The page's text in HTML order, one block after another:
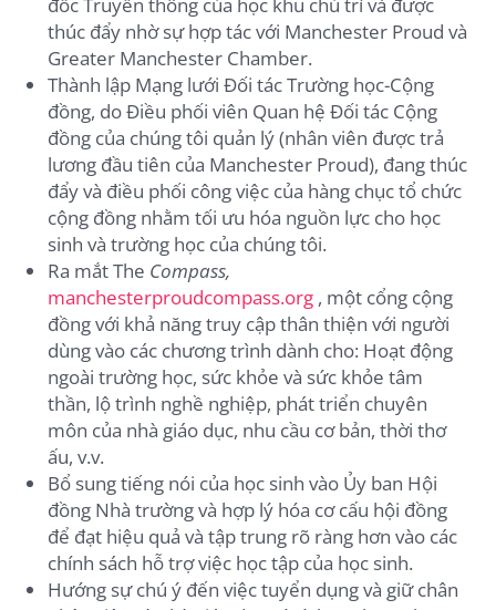
thúc đẩy nhờ sự hợp tác với Manchester Proud và
Greater Manchester Chamber.
Thành lập Mạng lưới Đối tác Trường học-Cộng
đồng, do Điều phối viên Quan hệ Đối tác Cộng
đồng của chúng tôi quản lý (nhân viên được trả
lương đầu tiên của Manchester Proud), đang thúc
đẩy và điều phối công việc của hàng chục tổ chức
cộng đồng nhằm tối ưu hóa nguồn lực cho học
sinh và trường học của chúng tôi.
Ra mắt The Compass,
manchesterproudcompass.org , một cổng cộng
đồng với khả năng truy cập thân thiện với người
dùng vào các chương trình dành cho: Hoạt động
ngoài trường học, sức khỏe và sức khỏe tâm
thần, lộ trình nghề nghiệp, phát triển chuyên
môn của nhà giáo dục, nhu cầu cơ bản, thời thơ
ấu, v.v.
Bổ sung tiếng nói của học sinh vào Ủy ban Hội
đồng Nhà trường và hợp lý hóa cơ cấu hội đồng
để đạt hiệu quả và tập trung rõ ràng hơn vào các
chính sách hỗ trợ việc học tập của học sinh.
Hướng sự chú ý đến việc tuyển dụng và giữ chân